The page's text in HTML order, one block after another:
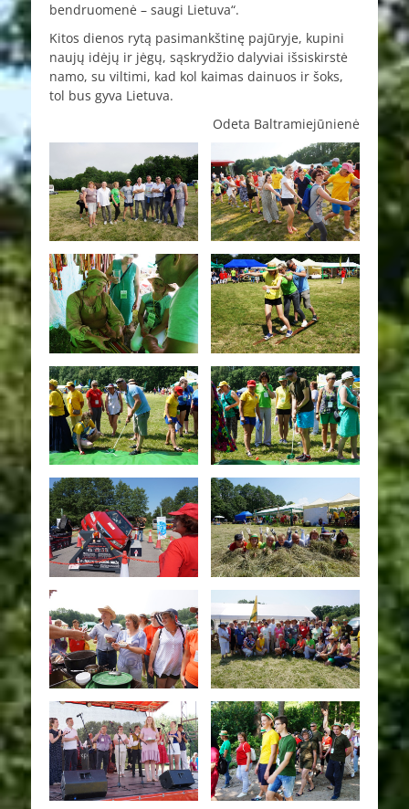
bendruomenė – saugi Lietuva“.
Kitos dienos rytą pasimankštinę pajūryje, kupini
naujų idėjų ir jėgų, sąskrydžio dalyviai išsiskirstė
namo, su viltimi, kad kol kaimas dainuos ir šoks,
tol bus gyva Lietuva.
Odeta Baltramiejūnienė